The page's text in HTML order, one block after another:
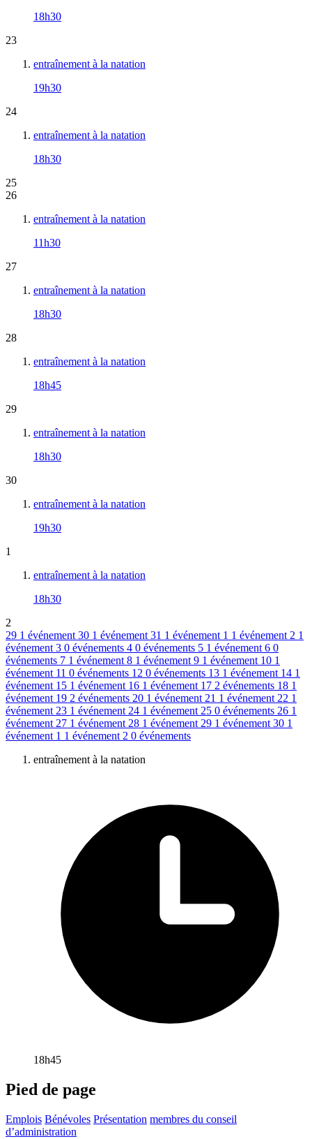
18h30
23
entraînement à la natation
19h30
24
entraînement à la natation
18h30
25
26
entraînement à la natation
11h30
27
entraînement à la natation
18h30
28
entraînement à la natation
18h45
29
entraînement à la natation
18h30
30
entraînement à la natation
19h30
1
entraînement à la natation
18h30
2
29 1 événement 30 1 événement 31 1 événement 1 1 événement 2 1
événement 3 0 événements 4 0 événements 5 1 événement 6 0
événements 7 1 événement 8 1 événement 9 1 événement 10 1
événement 11 0 événements 12 0 événements 13 1 événement 14 1
événement 15 1 événement 16 1 événement 17 2 événements 18 1
événement 19 2 événements 20 1 événement 21 1 événement 22 1
événement 23 1 événement 24 1 événement 25 0 événements 26 1
événement 27 1 événement 28 1 événement 29 1 événement 30 1
événement 1 1 événement 2 0 événements
entraînement à la natation
18h45
Pied de page
Emplois Bénévoles Présentation membres du conseil
d’administration